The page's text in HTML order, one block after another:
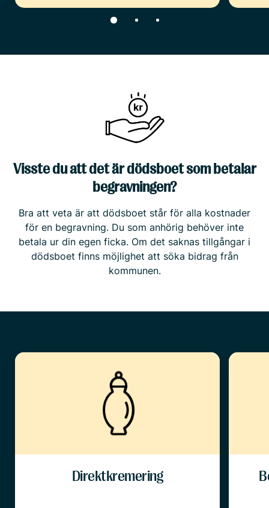
Visste du att det är dödsboet som betalar
begravningen?
Bra att veta är att dödsboet står för alla kostnader
för en begravning. Du som anhörig behöver inte
betala ur din egen ficka. Om det saknas tillgångar i
dödsboet finns möjlighet att söka bidrag från
kommunen.
Direktkremering